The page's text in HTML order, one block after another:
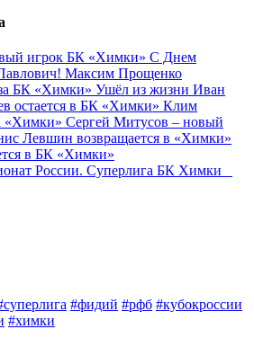
игрок БК «Химки» С Днем
Максим Прощенко
БК «Химки» Ушёл из жизни Иван
остается в БК «Химки» Клим
«Химки» Сергей Митусов – новый
Левшин возвращается в «Химки»
в БК «Химки»
России. Суперлига БК Химки
#фидий #рфб #кубокроссии
#химки